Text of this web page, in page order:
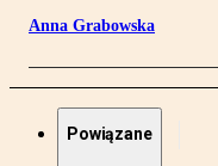
Anna Grabowska
Powiązane